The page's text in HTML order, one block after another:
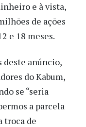
e à vista,
de ações
e 18 meses.
deste anúncio,
do Kabum,
se “seria
a parcela
troca de